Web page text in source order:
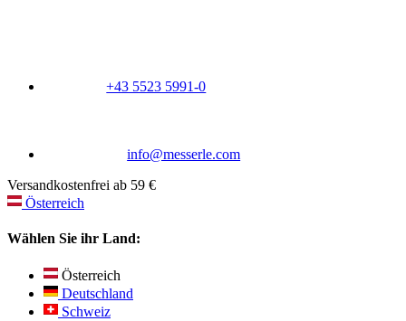
+43 5523 5991-0
info@messerle.com
Versandkostenfrei ab 59 €
Österreich
Wählen Sie ihr Land:
Österreich
Deutschland
Schweiz